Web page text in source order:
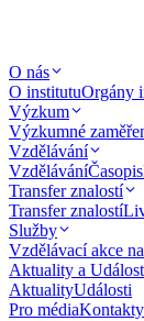
O nás
O institutuOrgány
Výzkum
Výzkumné
Vzdělávání
VzděláváníČasopis
Transfer znalostí
Transfer znalostí
Služby
Vzdělávací akce
Aktuality a
AktualityUdálosti
Pro médiaKontakty